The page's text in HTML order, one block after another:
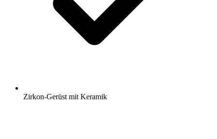
Zirkon-Gerüst mit Keramik